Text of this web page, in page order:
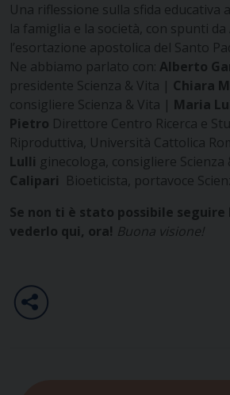
Una riflessione sulla sfida educativa
la famiglia e la società, con spunti da
l’esortazione apostolica del Santo
Ne abbiamo parlato con: Alberto
presidente Scienza & Vita | Chiara
consigliere Scienza & Vita | Maria
Pietro Direttore Centro Ricerca e
Riproduttiva, Università Cattolica
Lulli ginecologa, consigliere Scienza
Calipari Bioeticista, portavoce
Se non ti è stato possibile seguire
vederlo qui, ora! Buona visione!